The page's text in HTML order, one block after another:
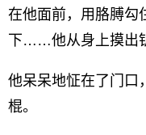
在他面前，用胳膊勾
下……他从身上摸出
他呆呆地怔在了门口
棍。